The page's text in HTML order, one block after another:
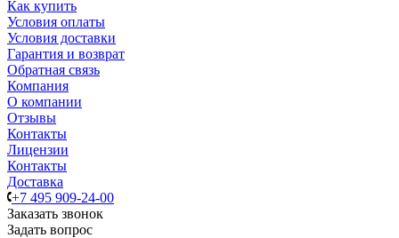
Как купить
Условия оплаты
Условия доставки
Гарантия и возврат
Обратная связь
Компания
О компании
Отзывы
Контакты
Лицензии
Контакты
Доставка
+7 495 909-24-00
Заказать звонок
Задать вопрос